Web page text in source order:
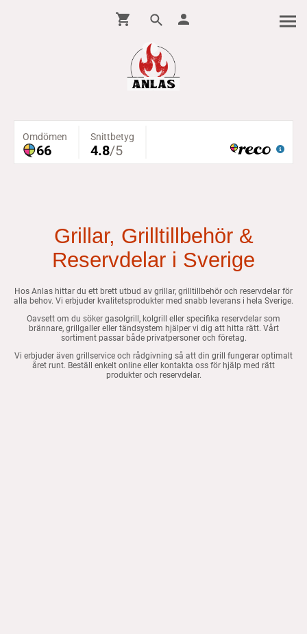
Grillar, Grilltillbehör &
Reservdelar i Sverige
Hos Anlas hittar du ett brett utbud av grillar, grilltillbehör och reservdelar för
alla behov. Vi erbjuder kvalitetsprodukter med snabb leverans i hela Sverige.
Oavsett om du söker gasolgrill, kolgrill eller specifika reservdelar som
brännare, grillgaller eller tändsystem hjälper vi dig att hitta rätt. Vårt
sortiment passar både privatpersoner och företag.
Vi erbjuder även grillservice och rådgivning så att din grill fungerar optimalt
året runt. Beställ enkelt online eller kontakta oss för hjälp med rätt
produkter och reservdelar.